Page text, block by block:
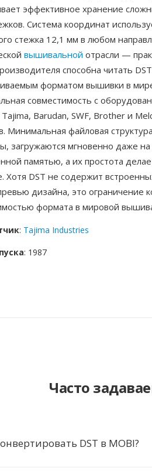
эффективное хранение
Система координат
стежка 12,1 мм в любом
вышивальной отрасли —
способна читать
форматом вышивки в
совместимость с
Barudan, SWF, Brother и
Минимальная файловая
загружаются мгновенно даже
памятью, а их простота
Хотя DST не содержит
дизайна, это ограничение
формата в мировой
: Tajima Industries
: 1987
Часто
DST в MOBI?